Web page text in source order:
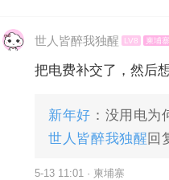
世人皆醉我独醒 LV8 柬埔
把电费补交了，然后
新年好 ：没用电为
世人皆醉我独醒回
5-13 11:01 · 柬埔寨